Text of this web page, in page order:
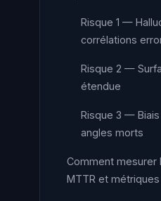
Risque 1 —
corrélations
Risque 2 —
étendue
Risque 3 —
angles morts
Comment mesurer
MTTR et